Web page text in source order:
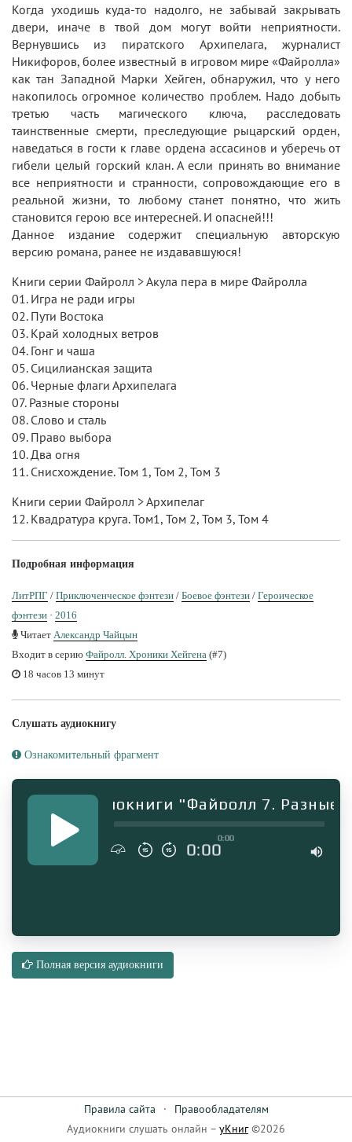
Когда уходишь куда-то надолго, не забывай закрывать
двери, иначе в твой дом могут войти неприятности.
Вернувшись из пиратского Архипелага, журналист
Никифоров, более известный в игровом мире «Файролла»
как тан Западной Марки Хейген, обнаружил, что у него
накопилось огромное количество проблем. Надо добыть
третью часть магического ключа, расследовать
таинственные смерти, преследующие рыцарский орден,
наведаться в гости к главе ордена ассасинов и уберечь от
гибели целый горский клан. А если принять во внимание
все неприятности и странности, сопровождающие его в
реальной жизни, то любому станет понятно, что жить
становится герою все интересней. И опасней!!!
Данное издание содержит специальную авторскую
версию романа, ранее не издававшуюся!
Книги серии Файролл > Акула пера в мире Файролла
01. Игра не ради игры
02. Пути Востока
03. Край холодных ветров
04. Гонг и чаша
05. Сицилианская защита
06. Черные флаги Архипелага
07. Разные стороны
08. Слово и сталь
09. Право выбора
10. Два огня
11. Снисхождение. Том 1, Том 2, Том 3
Книги серии Файролл > Архипелаг
12. Квадратура круга. Том1, Том 2, Том 3, Том 4
Подробная информация
ЛитРПГ / Приключенческое фэнтези / Боевое фэнтези / Героическое
фэнтези · 2016
Читает Александр Чайцын
Входит в серию Файролл. Хроники Хейгена (#7)
18 часов 13 минут
Слушать аудиокнигу
Ознакомительный фрагмент
аудиокниги "Файролл 7. Разные
0:00
0:00
Полная версия аудиокниги
Правила сайта ·
Правообладателям
Аудиокниги слушать онлайн – уКниг©2026